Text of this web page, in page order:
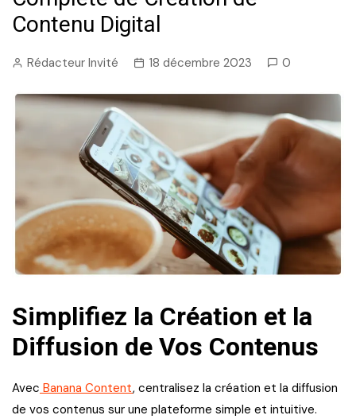
Contenu Digital
Rédacteur Invité 18 décembre 2023 0
Simplifiez la Création et la
Diffusion de Vos Contenus
Avec Banana Content, centralisez la création et la diffusion
de vos contenus sur une plateforme simple et intuitive.